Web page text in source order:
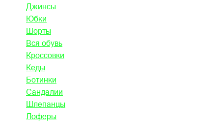
Джинсы
Юбки
Шорты
Вся обувь
Кроссовки
Кеды
Ботинки
Сандалии
Шлепанцы
Лоферы